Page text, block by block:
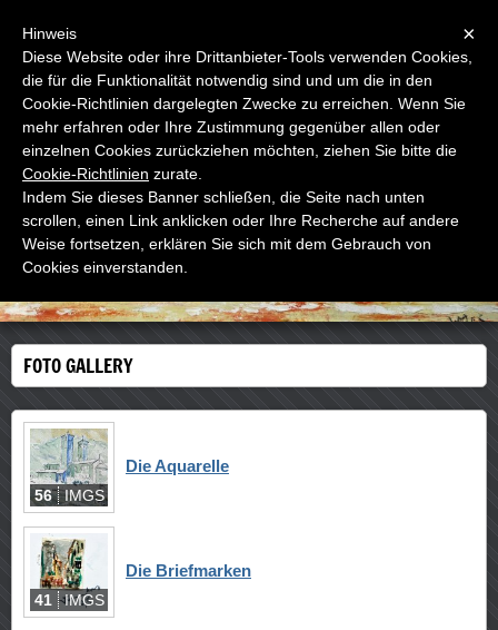
WOODNS
Der letzte Meister der Straße
FOTO GALLERY
56 IMGS
Die Aquarelle
41 IMGS
Die Briefmarken
×
Hinweis
Diese Website oder ihre Drittanbieter-Tools verwenden Cookies,
die für die Funktionalität notwendig sind und um die in den
Cookie-Richtlinien dargelegten Zwecke zu erreichen. Wenn Sie
mehr erfahren oder Ihre Zustimmung gegenüber allen oder
einzelnen Cookies zurückziehen möchten, ziehen Sie bitte die
Cookie-Richtlinien zurate.
Indem Sie dieses Banner schließen, die Seite nach unten
scrollen, einen Link anklicken oder Ihre Recherche auf andere
Weise fortsetzen, erklären Sie sich mit dem Gebrauch von
Cookies einverstanden.